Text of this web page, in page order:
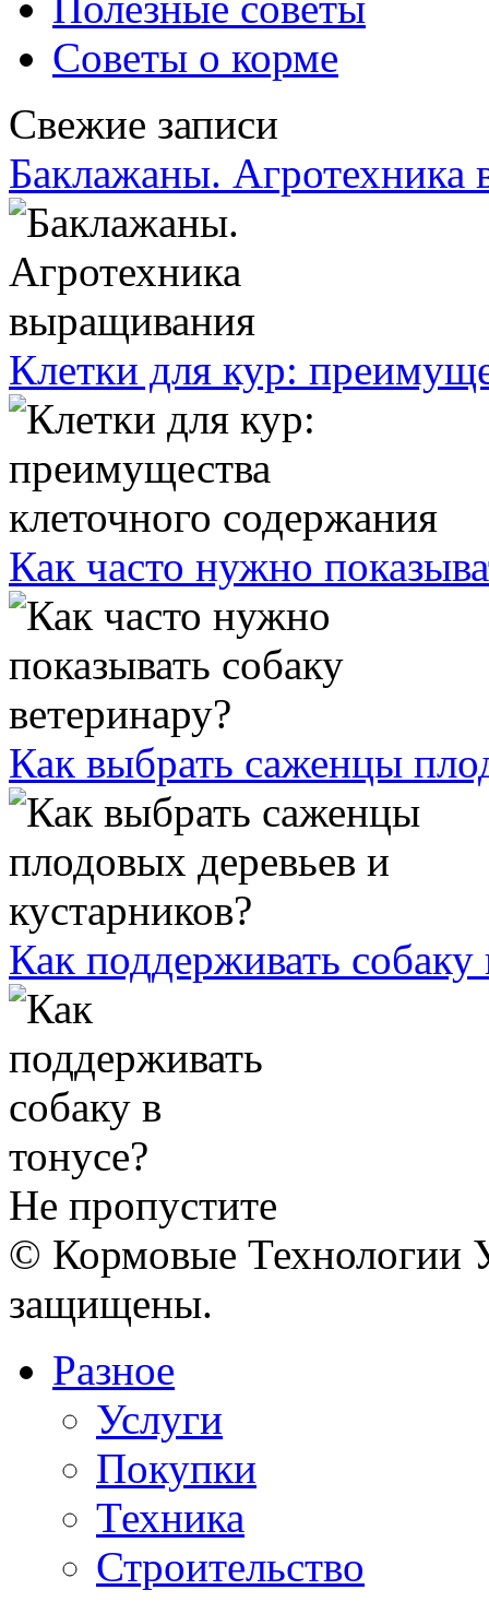
Советы о корме
Свежие записи
Баклажаны. Агротехника
Клетки для кур:
Как часто нужно
Как выбрать саженцы
Как поддерживать собаку
Не пропустите
© Кормовые Технологии
защищены.
Разное
Услуги
Покупки
Техника
Строительство